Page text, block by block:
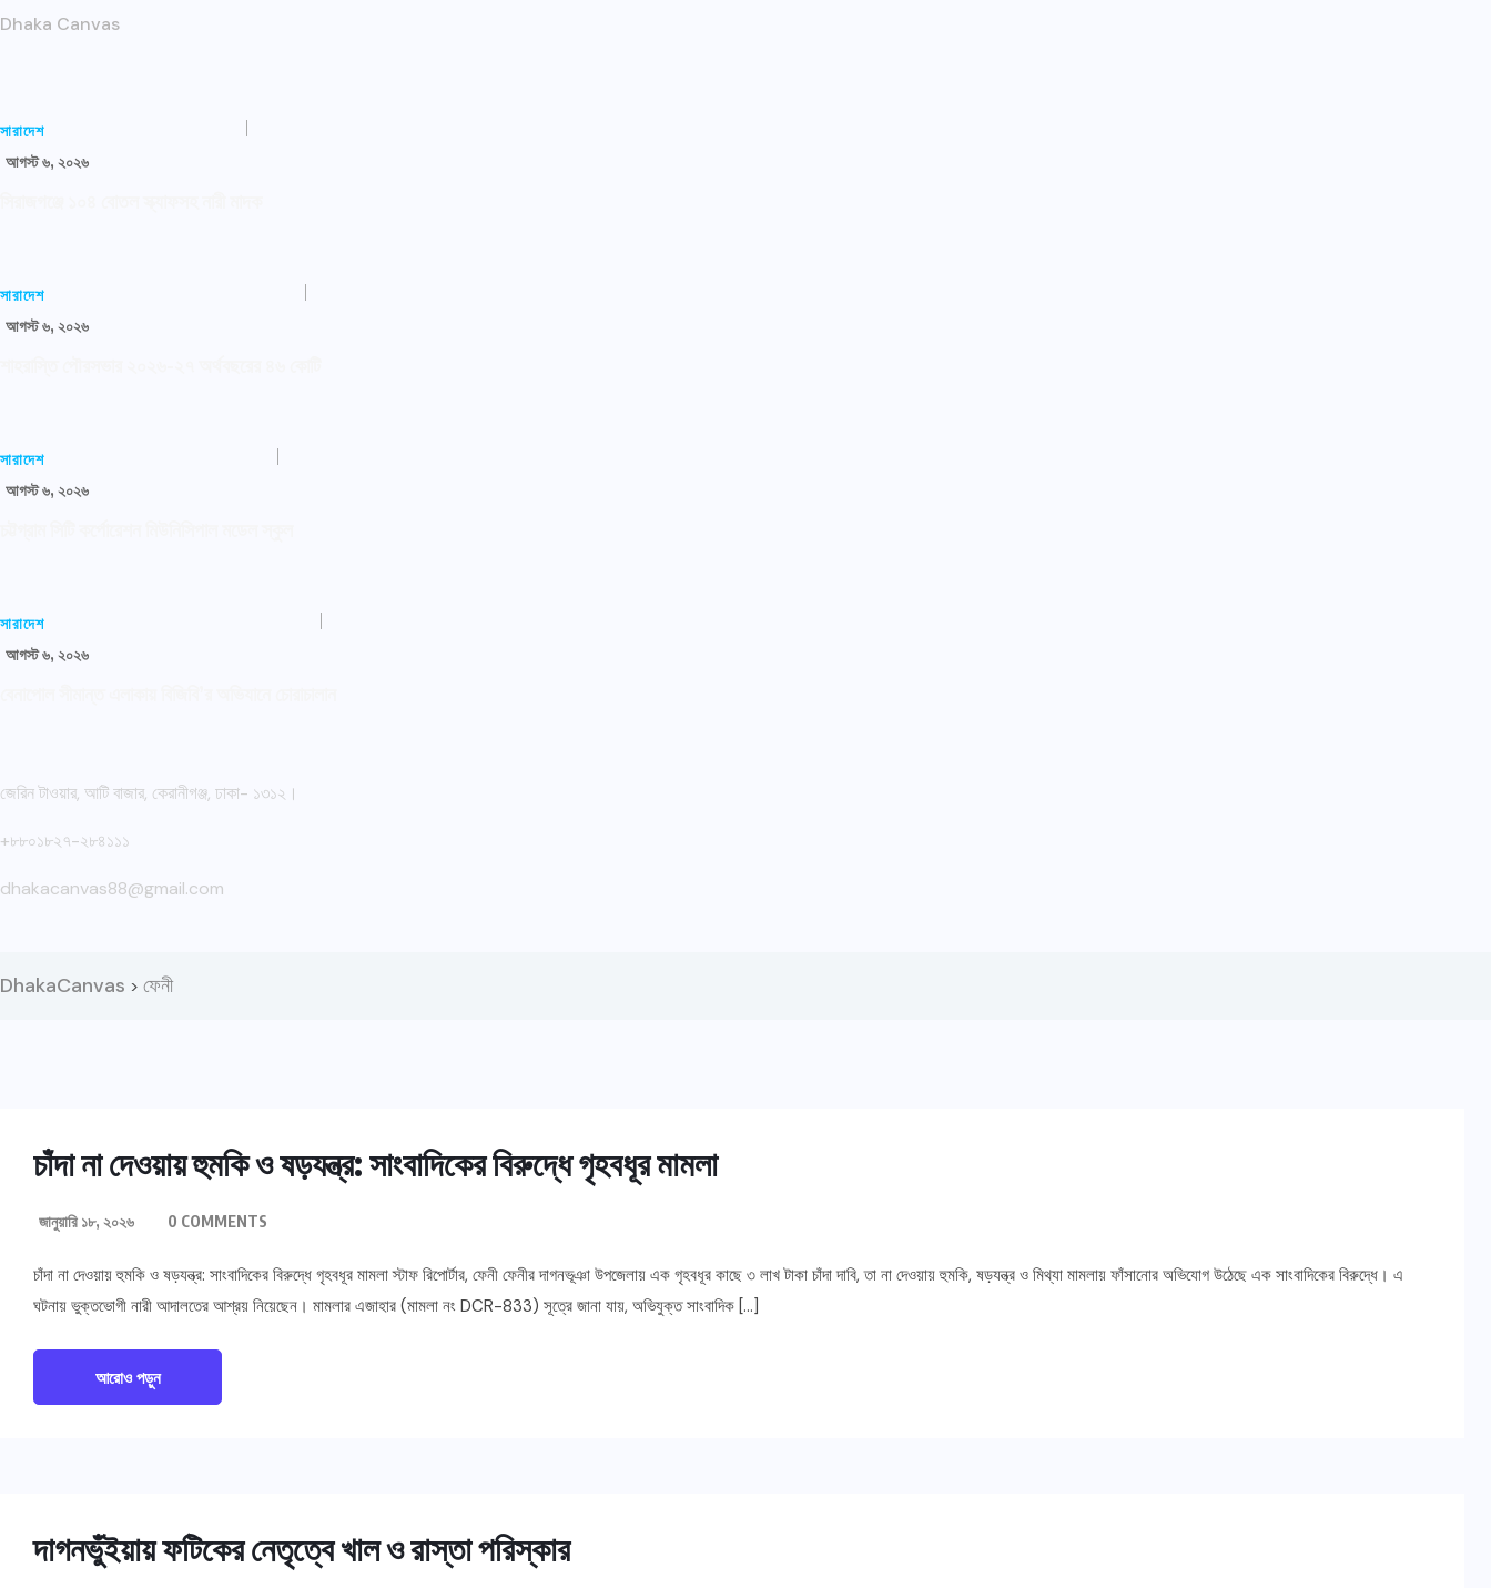
Dhaka Canvas
সারাদেশ
আগস্ট ৬, ২০২৬
সারাদেশ
আগস্ট ৬, ২০২৬
সারাদেশ
আগস্ট ৬, ২০২৬
সারাদেশ
আগস্ট ৬, ২০২৬
জেরিন টাওয়ার, আটি বাজার, কেরানীগঞ্জ, ঢাকা- ১৩১২।
+৮৮০১৮২৭-২৮৪১১১
dhakacanvas88@gmail.com
DhakaCanvas > ফেনী
চাঁদা না দেওয়ায় হুমকি ও ষড়যন্ত্র: সাংবাদিকের বিরুদ্ধে গৃহবধূর মামলা
জানুয়ারি ১৮, ২০২৬ 0 COMMENTS
চাঁদা না দেওয়ায় হুমকি ও ষড়যন্ত্র: সাংবাদিকের বিরুদ্ধে গৃহবধূর মামলা স্টাফ রিপোর্টার, ফেনী ফেনীর দাগনভূঞা উপজেলায় এক গৃহবধূর কাছে ৩ লাখ টাকা চাঁদা দাবি, তা না দেওয়ায় হুমকি, ষড়যন্ত্র ও মিথ্যা মামলায় ফাঁসানোর অভিযোগ উঠেছে এক সাংবাদিকের বিরুদ্ধে। এ
ঘটনায় ভুক্তভোগী নারী আদালতের আশ্রয় নিয়েছেন। মামলার এজাহার (মামলা নং DCR-833) সূত্রে জানা যায়, অভিযুক্ত সাংবাদিক […]
আরোও পড়ুন
দাগনভুঁইয়ায় ফটিকের নেতৃত্বে খাল ও রাস্তা পরিস্কার